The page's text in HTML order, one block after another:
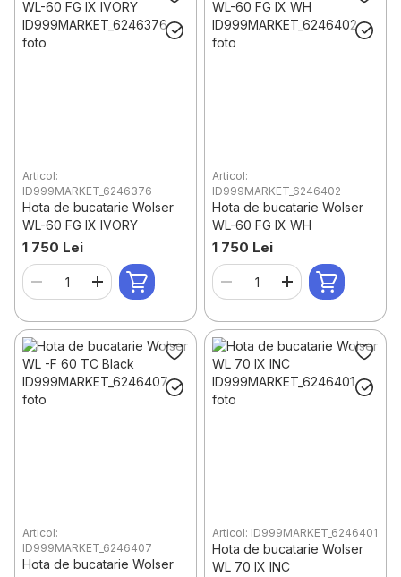
Articol:
ID999MARKET_6246376
Hota de bucatarie Wolser
WL-60 FG IX IVORY
1 750 Lei
Articol:
ID999MARKET_6246402
Hota de bucatarie Wolser
WL-60 FG IX WH
1 750 Lei
Articol:
ID999MARKET_6246407
Hota de bucatarie Wolser
Articol: ID999MARKET_6246401
Hota de bucatarie Wolser
WL 70 IX INC